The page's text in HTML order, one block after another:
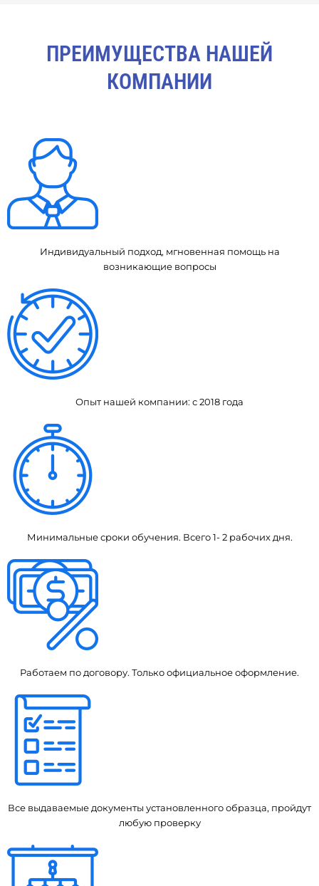
ПРЕИМУЩЕСТВА НАШЕЙ
КОМПАНИИ
Индивидуальный подход, мгновенная помощь на
возникающие вопросы
Опыт нашей компании: с 2018 года
Минимальные сроки обучения. Всего 1- 2 рабочих дня.
Работаем по договору. Только официальное оформление.
Все выдаваемые документы установленного образца, пройдут
любую проверку